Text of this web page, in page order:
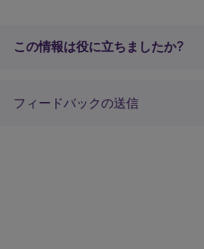
この情報は役に立ちましたか?
フィードバックの送信